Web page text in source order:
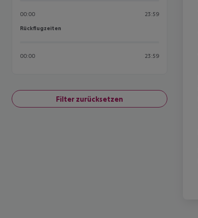
00:00 23:59
Rückflugzeiten
Rückflugzeiten
00:00 23:59
Filter zurücksetzen